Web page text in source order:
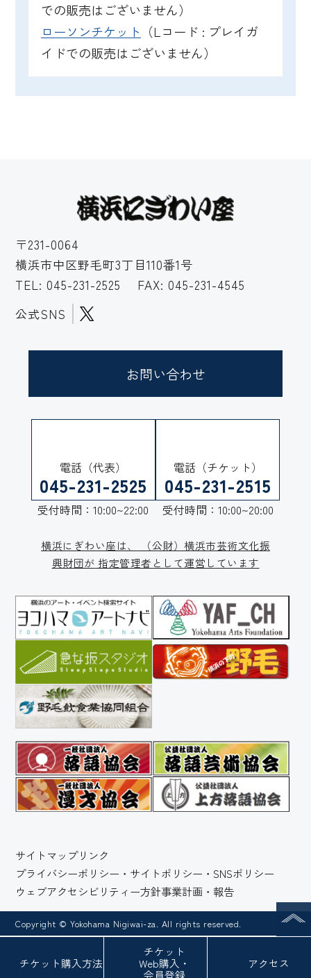
チケット購入方法
チケット
Web購入・
会員登録
アクセス
での販売はございません）
ローソンチケット （Lコード : プレイガ
イドでの販売はございません）
〒231-0064
横浜市中区野毛町3丁目110番1号
TEL: 045-231-2525
FAX: 045-231-4545
公式SNS
お問い合わせ
電話（代表）
045-231-2525
受付時間：10:00~22:00
電話（チケット）
045-231-2515
受付時間：10:00~20:00
横浜にぎわい座は、
（公財）横浜市芸術文化振
興財団が 指定管理者として運営しています
サイトマップリンク
プライバシーポリシー・サイトポリシー・SNSポリシー
ウェブアクセシビリティー方針事業計画・報告
Copyright © Yokohama Nigiwai-za. All rights reserved.